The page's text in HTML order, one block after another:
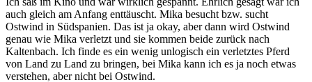
auch gleich am Anfang enttäuscht. Mika besucht bzw. sucht
Ostwind in Südspanien. Das ist ja okay, aber dann wird Ostwind
genau wie Mika verletzt und sie kommen beide zurück nach
Kaltenbach. Ich finde es ein wenig unlogisch ein verletztes Pferd
von Land zu Land zu bringen, bei Mika kann ich es ja noch etwas
verstehen, aber nicht bei Ostwind.